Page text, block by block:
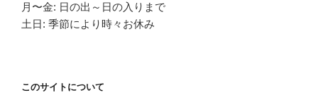
月〜金: 日の出～日の入りまで
土日: 季節により時々お休み
このサイトについて